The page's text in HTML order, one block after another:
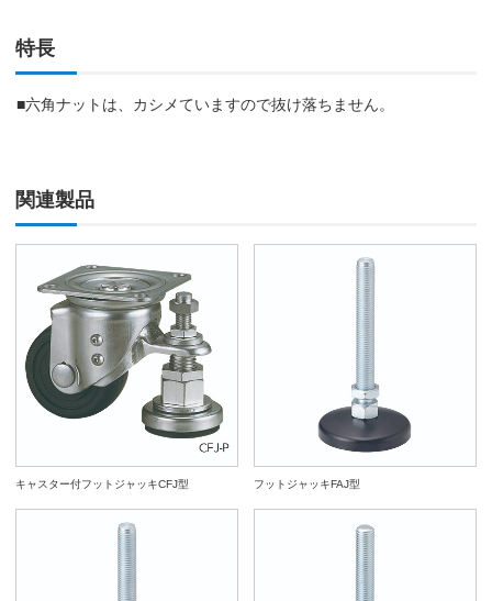
特長
■六角ナットは、カシメていますので抜け落ちません。
関連製品
キャスター付フットジャッキCFJ型 フットジャッキFAJ型